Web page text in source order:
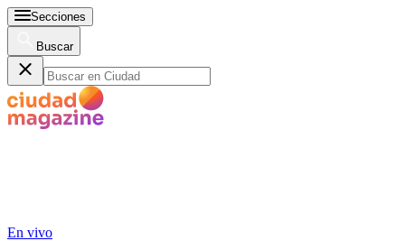
Secciones
Buscar
En vivo